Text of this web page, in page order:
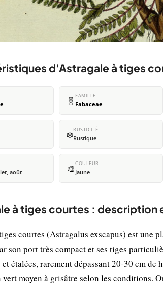
d'Astragale à tiges
🧬 FAMILLE
Fabaceae
❄️RUSTICITÉ
Rustique
août 🎨COULEUR
Jaune
à tiges courtes : description
courtes (Astragalus exscapus) est une
son port très compact et ses tiges
étalées, rarement dépassant 20-30 cm
moyen à grisâtre selon les conditions.